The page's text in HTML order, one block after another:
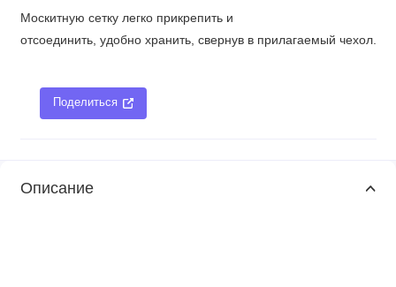
Москитную сетку легко прикрепить и
отсоединить, удобно хранить, свернув в прилагаемый чехол.
Поделиться
Описание